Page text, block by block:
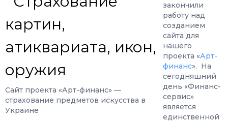
Сайт проекта «Арт-финанс» —
страхование предметов искусства в
Украине
закончили
работу над
созданием
сайта для
нашего
проекта «Арт-
финанс». На
сегодняшний
день «Финанс-
сервис»
является
единственной